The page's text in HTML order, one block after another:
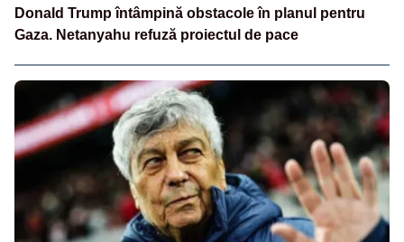
Donald Trump întâmpină obstacole în planul pentru
Gaza. Netanyahu refuză proiectul de pace